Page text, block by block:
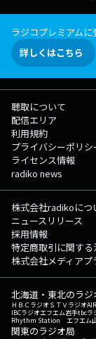
ラジコプレミアム
詳しくはこちら
聴取について
配信エリア
利用規約
プライバシーポリシ
ライセンス情報
radiko news
株式会社radikoにつ
ニュースリリース
採用情報
特定商取引に関す
株式会社メディア
北海道・東北のラジ
ＨＢＣラジオＳＴＶラジオ
IBCラジオエフエム岩手tbcラ
Rhythm Station エフエム
関東のラジオ局